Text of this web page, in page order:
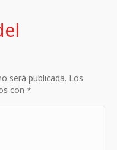
será publicada. Los
con *